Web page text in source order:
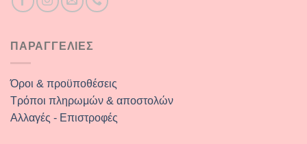
ΠΑΡΑΓΓΕΛΙΕΣ
Όροι & προϋποθέσεις
Τρόποι πληρωμών & αποστολών
Αλλαγές - Επιστροφές